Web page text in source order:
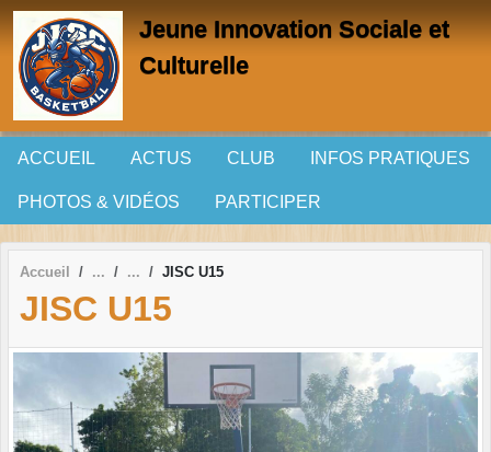
Jeune Innovation Sociale et
Culturelle
ACCUEIL ACTUS CLUB INFOS PRATIQUES
PHOTOS & VIDÉOS PARTICIPER
Accueil JISC U15
JISC U15
Panneau de gestion des cookies